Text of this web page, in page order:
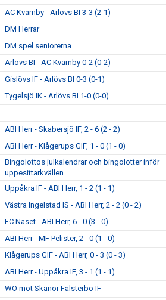
AC Kvarnby - Arlövs BI 3-3 (2-1)
DM Herrar
DM spel seniorerna.
Arlövs BI - AC Kvarnby 0-2 (0-2)
Gislövs IF - Arlövs BI 0-3 (0-1)
Tygelsjö IK - Arlövs BI 1-0 (0-0)
ABI Herr - Skabersjö IF, 2 - 6 (2 - 2)
ABI Herr - Klågerups GIF, 1 - 0 (1 - 0)
Bingolottos julkalendrar och bingolotter inför
uppesittarkvällen
Uppåkra IF - ABI Herr, 1 - 2 (1 - 1)
Västra Ingelstad IS - ABI Herr, 2 - 2 (0 - 2)
FC Näset - ABI Herr, 6 - 0 (3 - 0)
ABI Herr - MF Pelister, 2 - 0 (1 - 0)
Klågerups GIF - ABI Herr, 0 - 3 (0 - 3)
ABI Herr - Uppåkra IF, 3 - 1 (1 - 1)
WO mot Skanör Falsterbo IF